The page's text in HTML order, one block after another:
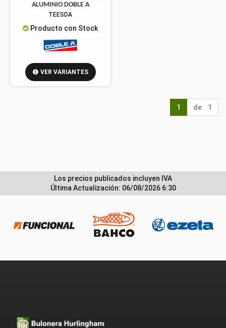
ALUMINIO DOBLE A
TEESDA
Producto con Stock
VER VARIANTES
1 de 1
Los precios publicados incluyen IVA
Última Actualización: 06/08/2026 6:30